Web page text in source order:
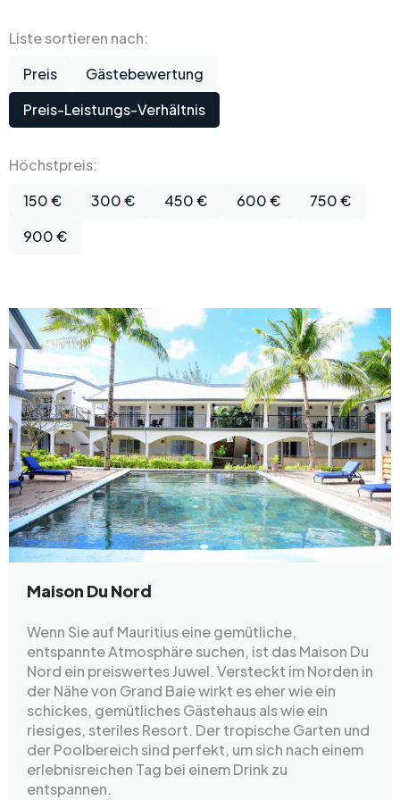
Liste sortieren nach:
Preis
Gästebewertung
Preis-Leistungs-Verhältnis
Höchstpreis:
150 €
300 € 450 € 600 €
750 €
900 €
Maison Du Nord
Wenn Sie auf Mauritius eine gemütliche,
entspannte Atmosphäre suchen, ist das Maison Du
Nord ein preiswertes Juwel. Versteckt im Norden in
der Nähe von Grand Baie wirkt es eher wie ein
schickes, gemütliches Gästehaus als wie ein
riesiges, steriles Resort. Der tropische Garten und
der Poolbereich sind perfekt, um sich nach einem
erlebnisreichen Tag bei einem Drink zu
entspannen.